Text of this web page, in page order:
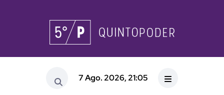
7 Ago. 2026, 21:05